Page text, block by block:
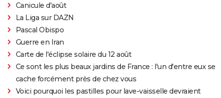
Canicule d'août
La Liga sur DAZN
Pascal Obispo
Guerre en Iran
Carte de l'éclipse solaire du 12 août
Ce sont les plus beaux jardins de France : l'un d'entre eux se
cache forcément près de chez vous
Voici pourquoi les pastilles pour lave-vaisselle devraient